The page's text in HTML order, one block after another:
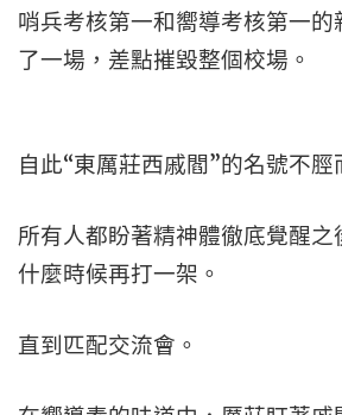
哨兵考核第一和嚮導考核第一
了一場，差點摧毀整個校場。
自此“東厲莊西戚閻”的名號不脛
所有人都盼著精神體徹底覺醒
什麼時候再打一架。
直到匹配交流會。